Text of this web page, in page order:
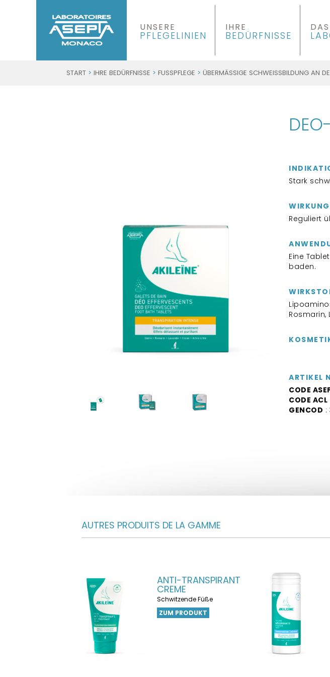
UNSERE
PFLEGELINIEN
IHRE
BEDÜRFNISSE
DAS
START > IHRE BEDÜRFNISSE > FUSSPFLEGE > ÜBERMÄSSIGE SCHWEISSBILDUNG AN
Stark
WIRKUNG
Reguliert
Eine
baden.
Rosmarin,
ARTIKEL
CODE
CODE ACL
GENCOD :
AUTRES PRODUITS DE LA GAMME
ANTI-TRANSPIRANT
CREME
Schwitzende Füße
ZUM PRODUKT